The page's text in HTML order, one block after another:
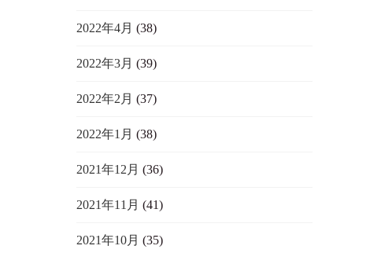
2022年4月 (38)
2022年3月 (39)
2022年2月 (37)
2022年1月 (38)
2021年12月 (36)
2021年11月 (41)
2021年10月 (35)